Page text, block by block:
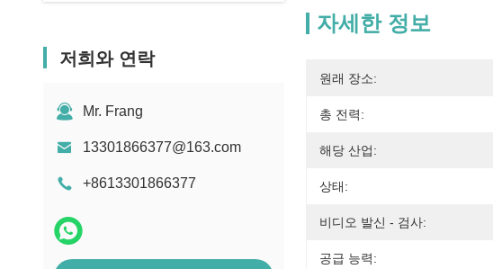
저희와 연락
Mr. Frang
13301866377@163.com
+8613301866377
자세한 정보
원래 장소:
총 전력:
해당 산업:
상태:
비디오 발신 - 검사:
공급 능력: